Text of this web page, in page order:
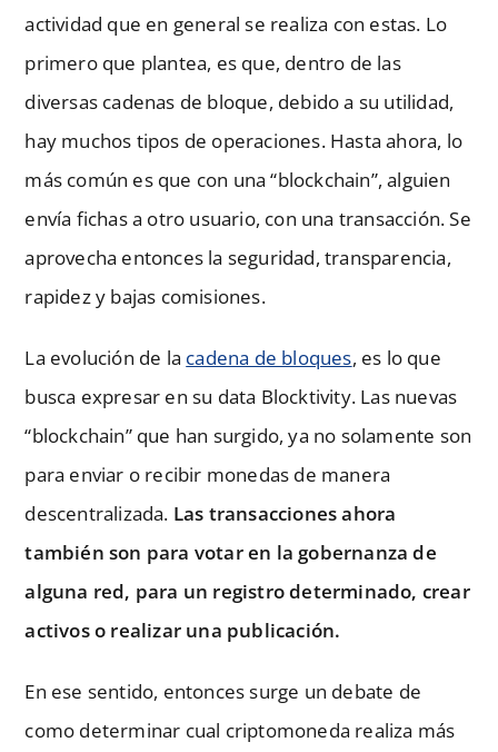
actividad que en general se realiza con estas. Lo
primero que plantea, es que, dentro de las
diversas cadenas de bloque, debido a su utilidad,
hay muchos tipos de operaciones. Hasta ahora, lo
más común es que con una “blockchain”, alguien
envía fichas a otro usuario, con una transacción. Se
aprovecha entonces la seguridad, transparencia,
rapidez y bajas comisiones.
La evolución de la cadena de bloques, es lo que
busca expresar en su data Blocktivity. Las nuevas
“blockchain” que han surgido, ya no solamente son
para enviar o recibir monedas de manera
descentralizada. Las transacciones ahora
también son para votar en la gobernanza de
alguna red, para un registro determinado, crear
activos o realizar una publicación.
En ese sentido, entonces surge un debate de
como determinar cual criptomoneda realiza más